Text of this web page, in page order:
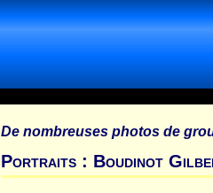
De nombreuses photos de
Portraits : Boudinot